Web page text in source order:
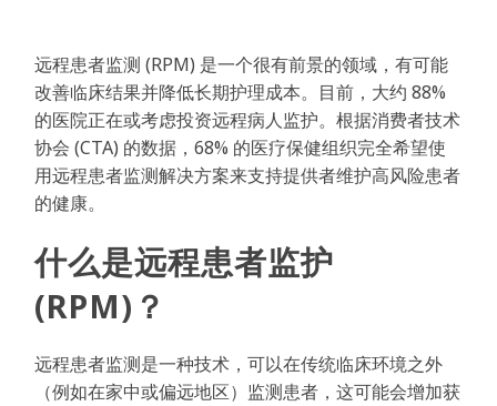
远程患者监测 (RPM) 是一个很有前景的领域，有可能
改善临床结果并降低长期护理成本。目前，大约 88%
的医院正在或考虑投资远程病人监护。根据消费者技术
协会 (CTA) 的数据，68% 的医疗保健组织完全希望使
用远程患者监测解决方案来支持提供者维护高风险患者
的健康。
什么是远程患者监护
(RPM)？
远程患者监测是一种技术，可以在传统临床环境之外
（例如在家中或偏远地区）监测患者，这可能会增加获